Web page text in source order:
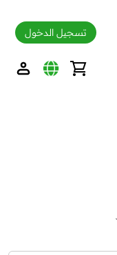
تسجيل الدخول